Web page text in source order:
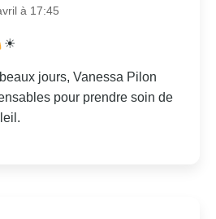
à 17:45
☀
jours, Vanessa Pilon
pour prendre soin de